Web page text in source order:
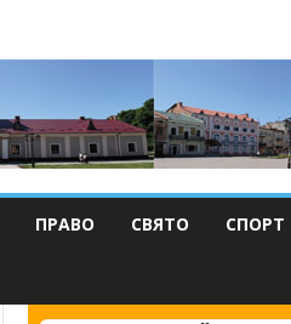
ПРАВО СВЯТО СПОРТ